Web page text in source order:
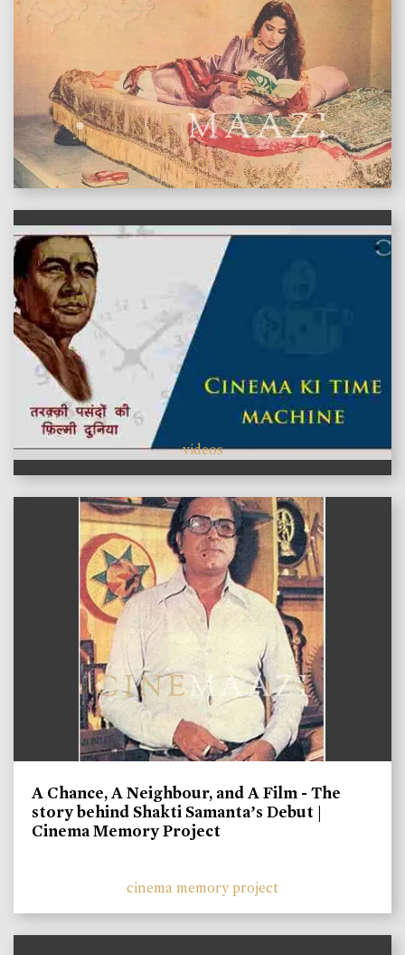
features
videos
A Chance, A Neighbour, and A Film - The
story behind Shakti Samanta’s Debut |
Cinema Memory Project
cinema memory project